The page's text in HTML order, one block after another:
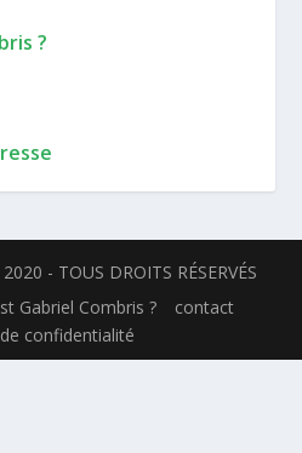
?
- TOUS DROITS RÉSERVÉS
Gabriel Combris ?
contact
confidentialité